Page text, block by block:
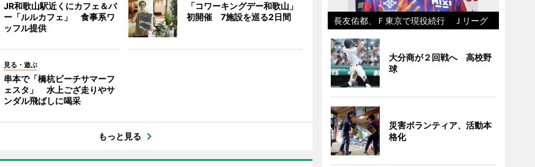
JR和歌山駅近くにカフェ＆バ
ー「ルルカフェ」 食事系ワ
ッフル提供
「コワーキングデー和歌山」
初開催 7施設を巡る2日間
見る・遊ぶ
串本で「橋杭ビーチサマーフ
ェスタ」 水上ござ走りやサ
ンダル飛ばしに喝采
もっと見る
長友佑都、Ｆ東京で現役続行 Ｊリーグ
大分商が２回戦へ 高校野
球
災害ボランティア、活動本
格化